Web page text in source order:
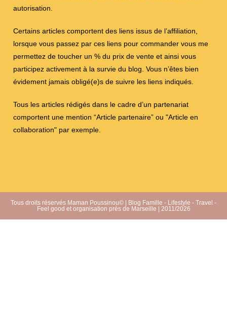
autorisation.
Certains articles comportent des liens issus de l’affiliation,
lorsque vous passez par ces liens pour commander vous me
permettez de toucher un % du prix de vente et ainsi vous
participez activement à la survie du blog. Vous n’êtes bien
évidement jamais obligé(e)s de suivre les liens indiqués.
Tous les articles rédigés dans le cadre d’un partenariat
comportent une mention “Article partenaire” ou "Article en
collaboration" par exemple.
Tous droits réservés Maman Poussinou© | Blog Famille - Lifestyle - Travel -
Feel good et organisation près de Marseille | 2011/2026